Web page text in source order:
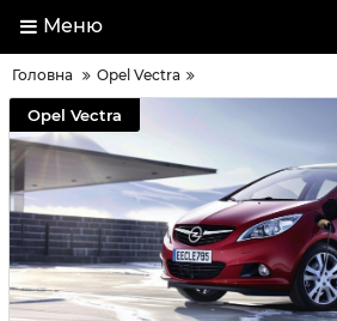
Меню
Головна Opel Vectra
Opel Vectra